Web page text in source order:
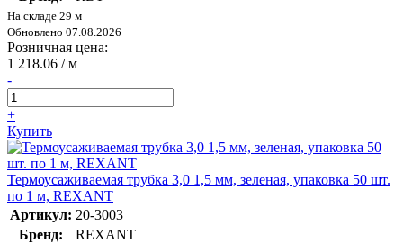
На складе 29 м
Обновлено 07.08.2026
Розничная цена:
1 218.06 / м
-
+
Купить
Термоусаживаемая трубка 3,0 1,5 мм, зеленая, упаковка 50 шт.
по 1 м, REXANT
Артикул: 20-3003
Бренд:
REXANT